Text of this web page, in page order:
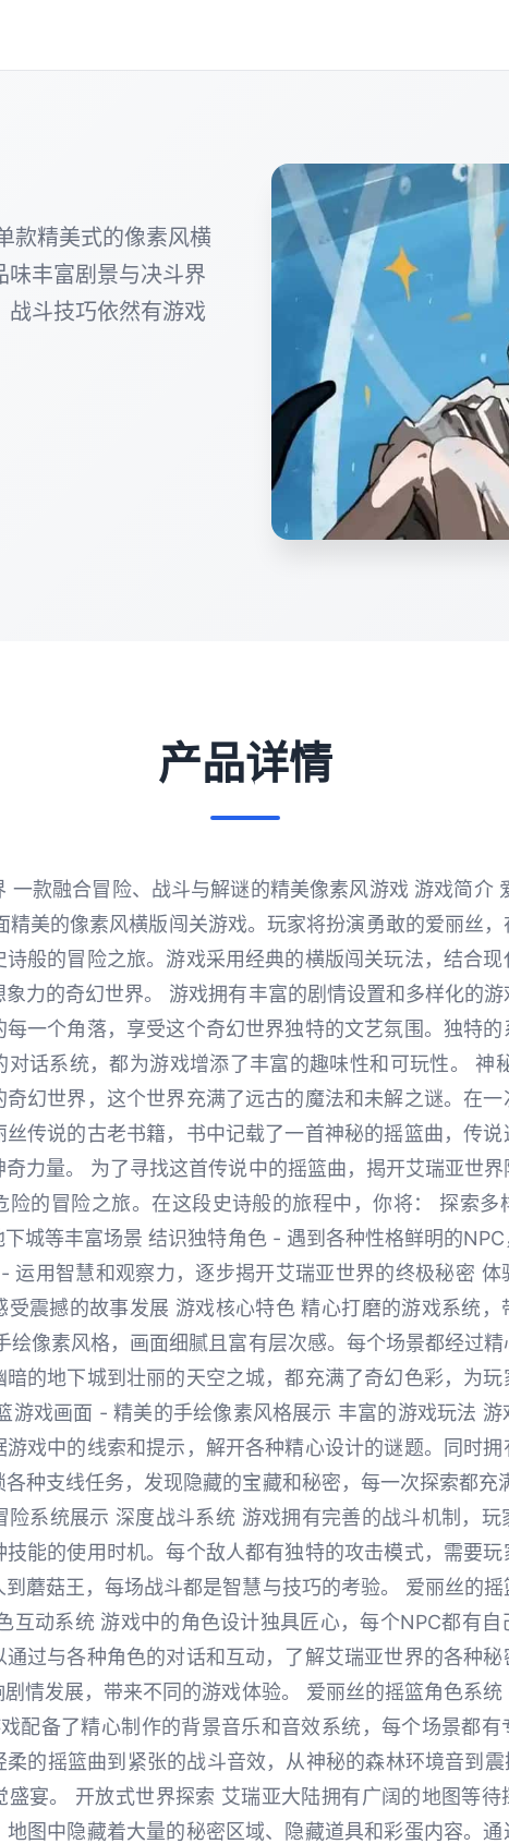
款精美式的像素风横
味丰富剧景与决斗界
战斗技巧依然有游戏
产品详情
一款融合冒险、战斗与解谜的精美像素风游戏 游戏简介
精美的像素风横版闯关游戏。玩家将扮演勇敢的爱丽丝
般的冒险之旅。游戏采用经典的横版闯关玩法，结合
力的奇幻世界。 游戏拥有丰富的剧情设置和多样化的
每一个角落，享受这个奇幻世界独特的文艺氛围。独特
对话系统，都为游戏增添了丰富的趣味性和可玩性。 神
幻世界，这个世界充满了远古的魔法和未解之谜。在
传说的古老书籍，书中记载了一首神秘的摇篮曲，传
力量。 为了寻找这首传说中的摇篮曲，揭开艾瑞亚世
险的冒险之旅。在这段史诗般的旅程中，你将： 探索多
城等丰富场景 结识独特角色 - 遇到各种性格鲜明的
运用智慧和观察力，逐步揭开艾瑞亚世界的终极秘密
受震撼的故事发展 游戏核心特色 精心打磨的游戏系统
绘像素风格，画面细腻且富有层次感。每个场景都经过
的地下城到壮丽的天空之城，都充满了奇幻色彩，为
游戏画面 - 精美的手绘像素风格展示 丰富的游戏玩法
戏中的线索和提示，解开各种精心设计的谜题。同时
种支线任务，发现隐藏的宝藏和秘密，每一次探索都充
系统展示 深度战斗系统 游戏拥有完善的战斗机制，玩
能的使用时机。每个敌人都有独特的攻击模式，需要
蘑菇王，每场战斗都是智慧与技巧的考验。 爱丽丝的
互动系统 游戏中的角色设计独具匠心，每个NPC都有
过与各种角色的对话和互动，了解艾瑞亚世界的各种
情发展，带来不同的游戏体验。 爱丽丝的摇篮角色系
配备了精心制作的背景音乐和音效系统，每个场景都有
的摇篮曲到紧张的战斗音效，从神秘的森林环境音到震
盛宴。 开放式世界探索 艾瑞亚大陆拥有广阔的地图等待
图中隐藏着大量的秘密区域、隐藏道具和彩蛋内容。